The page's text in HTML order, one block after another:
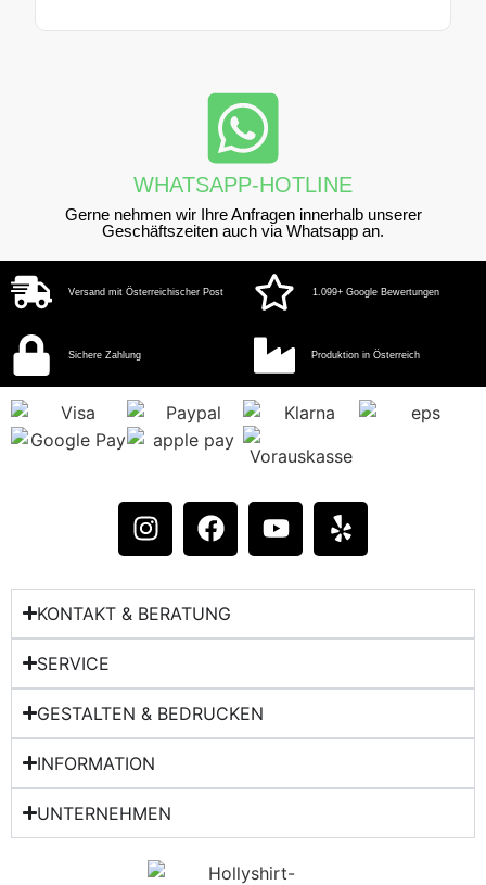
WHATSAPP-HOTLINE
Gerne nehmen wir Ihre Anfragen innerhalb unserer
Geschäftszeiten auch via Whatsapp an.
Versand mit Österreichischer Post 1.099+ Google Bewertungen
Sichere Zahlung Produktion in Österreich
KONTAKT & BERATUNG​
SERVICE
GESTALTEN & BEDRUCKEN
INFORMATION
UNTERNEHMEN